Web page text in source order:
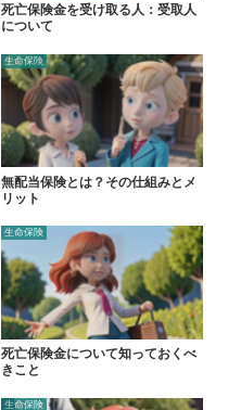
死亡保険金を受け取る人：受取人
について
生命保険
無配当保険とは？その仕組みとメ
リット
生命保険
死亡保険金について知っておくべ
きこと
生命保険